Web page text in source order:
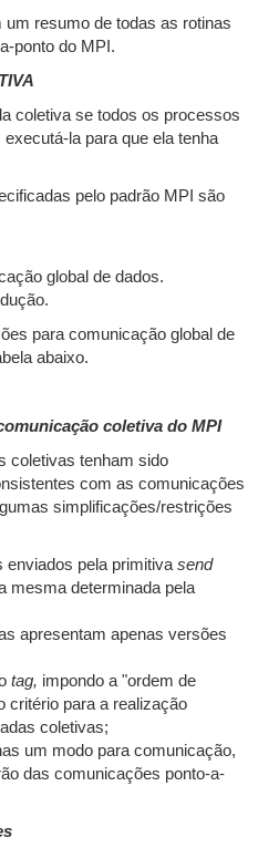
resumo de todas as rotinas
ponto do MPI.
coletiva se todos os processos
la para que ela tenha
pelo padrão MPI são
global de dados.
para comunicação global de
abaixo.
coletiva do MPI
coletivas tenham sido
com as comunicações
simplificações/restrições
enviados pela primitivasend
mesma determinada pela
apresentam apenas versões
tag, impondo a "ordem de
critério para a realização
coletivas;
um modo para comunicação,
das comunicações ponto-a-